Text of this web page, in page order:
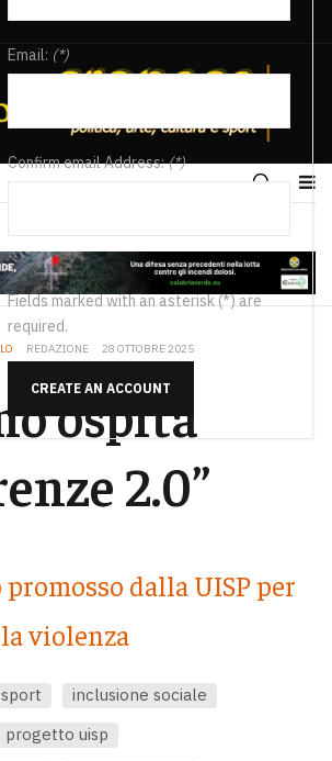
Email: (*)
Confirm email Address:(*)
Fields marked with an asterisk (*) are
required.
CREATE AN ACCOUNT
REDAZIONE 28 OTTOBRE 2025
ospita
2.0”
dalla UISP per
violenza
sport
inclusione sociale
progetto uisp